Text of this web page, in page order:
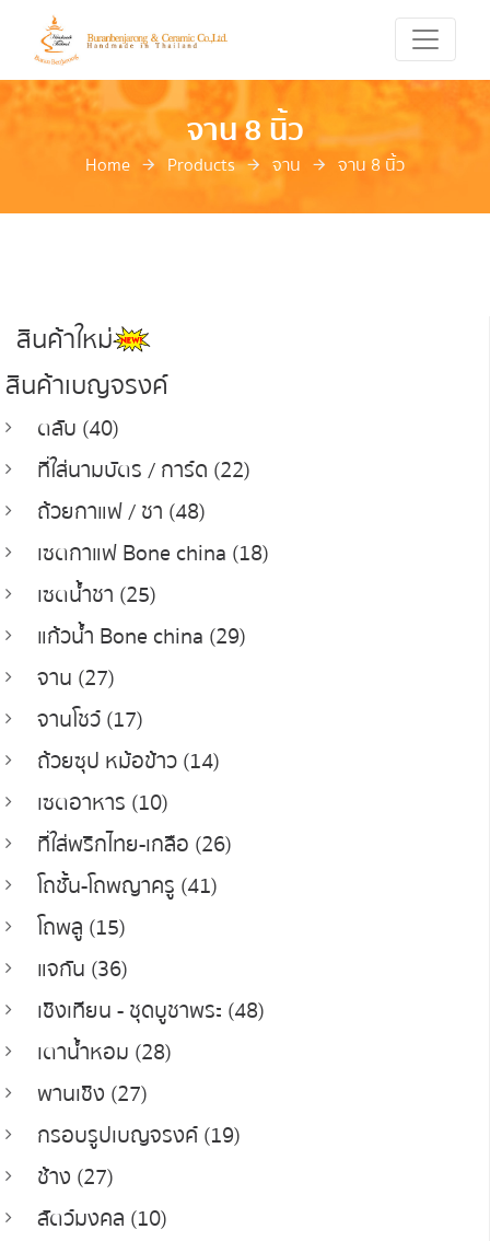
จาน 8 นิ้ว
Home Products จาน จาน 8 นิ้ว
สินค้าใหม่
สินค้าเบญจรงค์
ตลับ (40)
ที่ใส่นามบัตร / การ์ด (22)
ถ้วยกาแฟ / ชา (48)
เซตกาแฟ Bone china (18)
เซตน้ำชา (25)
แก้วน้ำ Bone china (29)
จาน (27)
จานโชว์ (17)
ถ้วยซุป หม้อข้าว (14)
เซตอาหาร (10)
ที่ใส่พริกไทย-เกลือ (26)
โถชั้น-โถพญาครู (41)
โถพลู (15)
แจกัน (36)
เชิงเทียน - ชุดบูชาพระ (48)
เตาน้ำหอม (28)
พานเชิง (27)
กรอบรูปเบญจรงค์ (19)
ช้าง (27)
สัตว์มงคล (10)